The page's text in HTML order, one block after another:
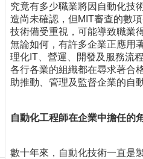
訂
閱/
取
消
網
站
導
消
究竟有多少職業將因自動化技
造尚未確認，但MIT審查的數
技術備受重視，可能導致職業
無論如何，有許多企業正應用
理化IT、營運、開發及服務流
各行各業的組織都在尋求著合
助推動、管理及監督企業的自
自動化工程師在企業中擔任的
數十年來，自動化技術一直是